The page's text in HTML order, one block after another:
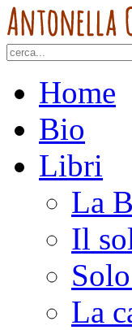
Home
Bio
Libri
La
Il
La